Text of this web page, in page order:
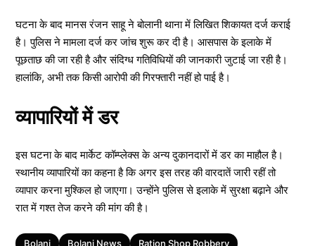
घटना के बाद मानस रंजन साहू ने बोलानी थाना में लिखित शिकायत दर्ज कराई
है। पुलिस ने मामला दर्ज कर जांच शुरू कर दी है। आसपास के इलाके में
पूछताछ की जा रही है और संदिग्ध गतिविधियों की जानकारी जुटाई जा रही है।
हालांकि, अभी तक किसी आरोपी की गिरफ्तारी नहीं हो पाई है।
व्यापारियों में डर
इस घटना के बाद मार्केट कॉम्प्लेक्स के अन्य दुकानदारों में डर का माहौल है।
स्थानीय व्यापारियों का कहना है कि अगर इस तरह की वारदातें जारी रहीं तो
व्यापार करना मुश्किल हो जाएगा। उन्होंने पुलिस से इलाके में सुरक्षा बढ़ाने और
रात में गश्त तेज करने की मांग की है।
Bolani Bolani News Ration Shop Robbery